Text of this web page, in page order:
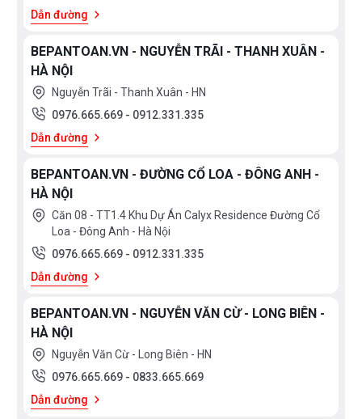
Bếp từ Feuer F58S trang bị nhiều tiện ích hỗ trợ
người nội trợ giúp việc nấu ăn trở lên nhanh chóng
và dễ dàng hơn.
Bếp từ FeuerF58S được tích hợp chức năng tự nhận
diện vùng nấu, khi ta đặt nồi lên 1 trong 3 vùng nấu
sau đó ấn nút khởi động bếp sau thời gian 1-2 giây
bếp sẽ tự động tìm vùng nấu đã có nồi, ta chỉ việc
điều chỉnh mức công suất to nhỏ theo ý muốn mà
Dẫn đường
BEPANTOAN.VN - NGUYỄN TRÃI - THANH XUÂN -
HÀ NỘI
Nguyễn Trãi - Thanh Xuân - HN
0976.665.669 - 0912.331.335
Dẫn đường
BEPANTOAN.VN - ĐƯỜNG CỔ LOA - ĐÔNG ANH -
HÀ NỘI
Căn 08 - TT1.4 Khu Dự Án Calyx Residence Đường Cổ
Loa - Đông Anh - Hà Nội
0976.665.669 - 0912.331.335
Dẫn đường
BEPANTOAN.VN - NGUYỄN VĂN CỪ - LONG BIÊN -
HÀ NỘI
Nguyễn Văn Cừ - Long Biên - HN
0976.665.669 - 0833.665.669
Dẫn đường